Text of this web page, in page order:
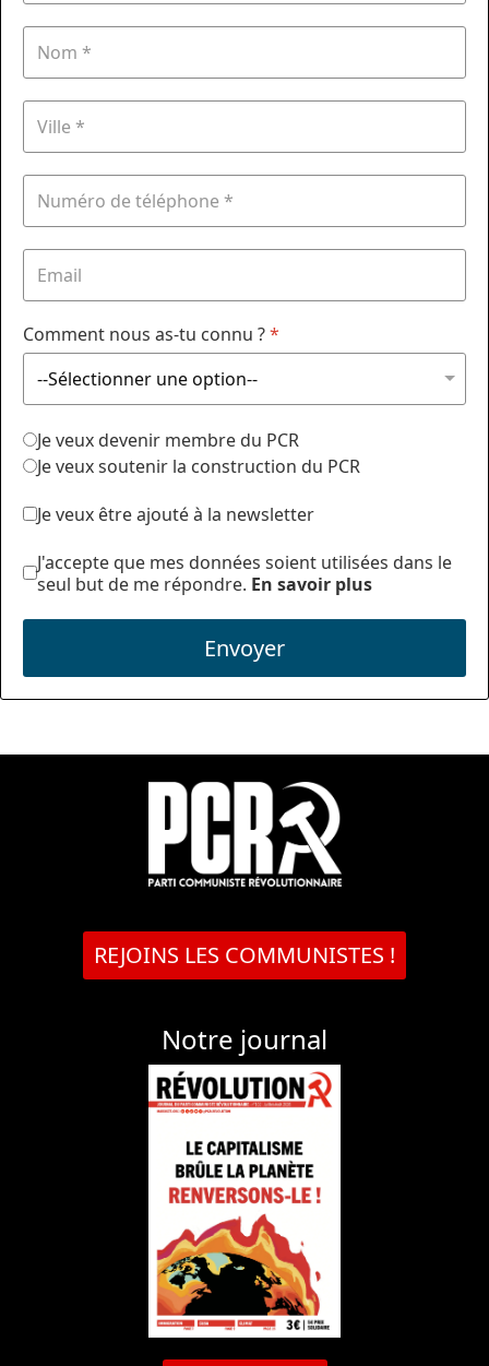
Comment nous as-tu connu ?*
Je veux devenir membre du PCR
Je veux soutenir la construction du PCR
Je veux être ajouté à la newsletter
J'accepte que mes données soient utilisées dans le
seul but de me répondre. En savoir plus
Envoyer
REJOINS LES COMMUNISTES !
Notre journal